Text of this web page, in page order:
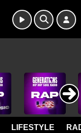
LIFESTYLE